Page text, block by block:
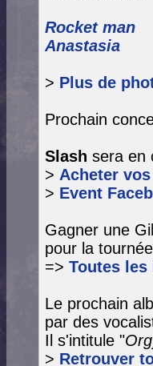
Rocket man
Anastasia
> Plus de
Prochain
Slash sera en
> Acheter
> Event
Gagner une
pour la
=> Toutes
Le prochain
par des
Il s'intitule "
> Retrouver